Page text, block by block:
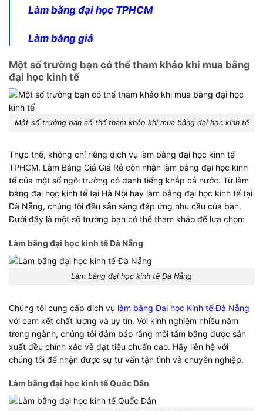
Làm bằng đại học TPHCM
Làm bằng giả
Một số trường bạn có thể tham khảo khi mua bằng
đại học kinh tế
Một số trường bạn có thể tham khảo khi mua bằng đại học kinh tế
Thực thế, không chỉ riêng dịch vụ làm bằng đại học kinh tế
TPHCM, Làm Bằng Giả Giá Rẻ còn nhận làm bằng đại học kinh
tế của một số ngôi trường có danh tiếng khắp cả nước. Từ làm
bằng đại học kinh tế tại Hà Nội hay làm bằng đại học kinh tế tại
Đà Nẵng, chúng tôi đều sẵn sàng đáp ứng nhu cầu của bạn.
Dưới đây là một số trường bạn có thể tham khảo để lựa chọn:
Làm bằng đại học kinh tế Đà Nẵng
Làm bằng đại học kinh tế Đà Nẵng
Chúng tôi cung cấp dịch vụ làm bằng Đại học Kinh tế Đà Nẵng
với cam kết chất lượng và uy tín. Với kinh nghiệm nhiều năm
trong ngành, chúng tôi đảm bảo rằng mỗi tấm bằng được sản
xuất đều chính xác và đạt tiêu chuẩn cao. Hãy liên hệ với
chúng tôi để nhận được sự tư vấn tận tình và chuyên nghiệp.
Làm bằng đại học kinh tế Quốc Dân